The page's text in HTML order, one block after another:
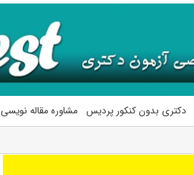
دکتری بدون کنکور پردیس مشاوره مقاله نویسی